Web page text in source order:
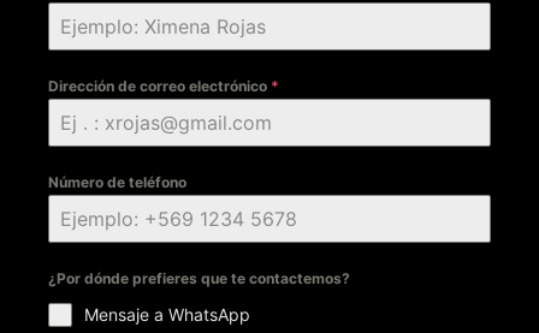
Dirección de correo electrónico *
Número de teléfono
¿Por dónde prefieres que te contactemos?
Mensaje a WhatsApp